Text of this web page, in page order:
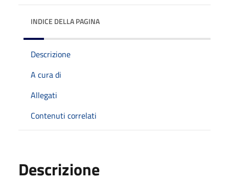
INDICE DELLA PAGINA
Descrizione
A cura di
Allegati
Contenuti correlati
Descrizione